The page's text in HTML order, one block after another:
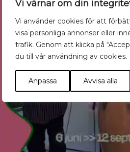
Vi värnar om din
Vi använder cookies för att
visa personliga annonser eller
trafik. Genom att klicka på
du till vår användning av cookies.
Anpassa Avvisa alla